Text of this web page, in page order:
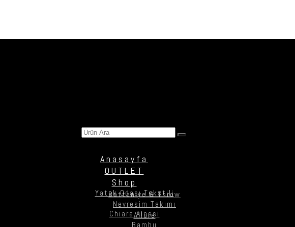
Anasayfa
OUTLET
Shop
Yatak Odası Tekstili
Battaniye & Throw
Nevresim Takımı
Chiara Alessi
Allure
Bambu